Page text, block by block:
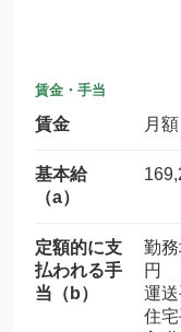
賃金・手当
賃金 月
基本給
（a）
定額的に支
払われる手
当（b）
勤
円
運
住